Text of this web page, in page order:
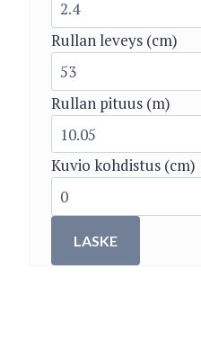
Rullan leveys (cm)
Rullan pituus (m)
Kuvio kohdistus (cm)
LASKE